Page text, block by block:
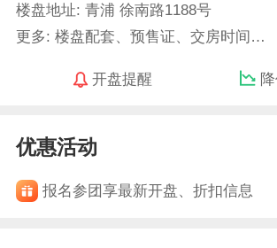
楼盘地址: 青浦 徐南路1188号
更多: 楼盘配套、预售证、交房时间…
开盘提醒
优惠活动
报名参团享最新开盘、折扣信息